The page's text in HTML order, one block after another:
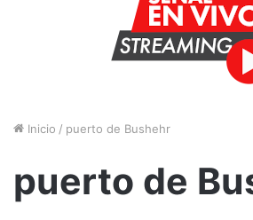
Inicio / puerto de Bushehr
puerto de